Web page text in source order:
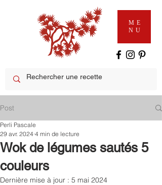
ME
NU
Post
Wok de légumes sautés 5
couleurs
Perli Pascale
29 avr. 2024 4 min de lecture
Dernière mise à jour : 5 mai 2024